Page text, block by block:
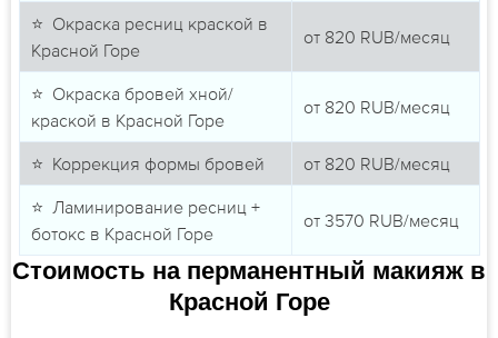
⭐ Окраска ресниц краской в
Красной Горе
от 820 RUB/месяц
⭐ Окраска бровей хной/
краской в Красной Горе
от 820 RUB/месяц
⭐ Коррекция формы бровей от 820 RUB/месяц
⭐ Ламинирование ресниц +
ботокс в Красной Горе
от 3570 RUB/месяц
Стоимость на перманентный макияж в
Красной Горе